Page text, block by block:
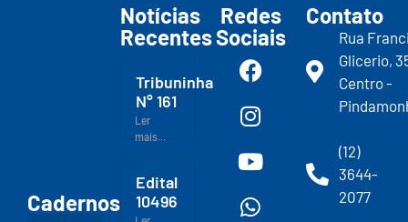
Cadernos
Notícias
Recentes
Tribuninha
N° 161
Ler
mais...
Edital
10496
Redes
Sociais
Contato
Rua
Glicerio,
Centro -
(12)
3644-
2077